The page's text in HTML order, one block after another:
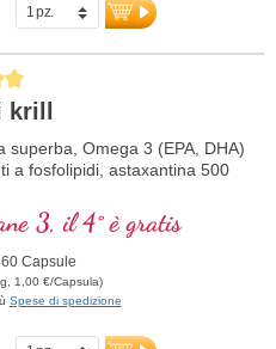
del neonato. Sviluppato da
in Germania – 100%
additivi artificiali.
informazioni per Madri che
– Allattamento
of 5 out of 5 stars
krill
superba, Omega 3 (EPA, DHA)
a fosfolipidi, astaxantina 500
3, il 4° è gratis
60 Capsule
1,00 €/Capsula)
Spese di spedizione